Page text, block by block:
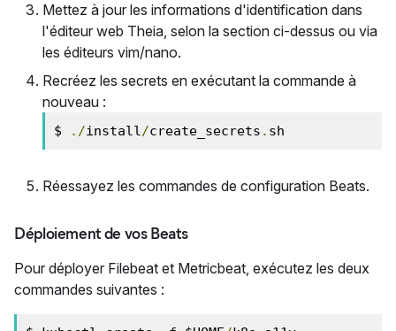
Mettez à jour les informations d'identification dans
l'éditeur web Theia, selon la section ci-dessus ou via
les éditeurs vim/nano.
Recréez les secrets en exécutant la commande à
nouveau :
$ ./install/create_secrets . sh
Réessayez les commandes de configuration Beats.
Déploiement de vos Beats
Pour déployer Filebeat et Metricbeat, exécutez les deux
commandes suivantes :